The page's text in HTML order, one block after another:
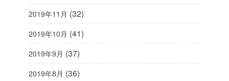
2019年11月 (32)
2019年10月 (41)
2019年9月 (37)
2019年8月 (36)